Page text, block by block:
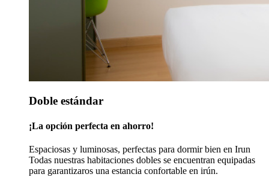
Doble estándar
¡La opción perfecta en ahorro!
Espaciosas y luminosas, perfectas para dormir bien en Irun
Todas nuestras habitaciones dobles se encuentran equipadas
para garantizaros una estancia confortable en irún.